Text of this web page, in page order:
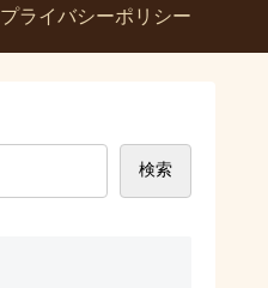
プライバシーポリシー
検索